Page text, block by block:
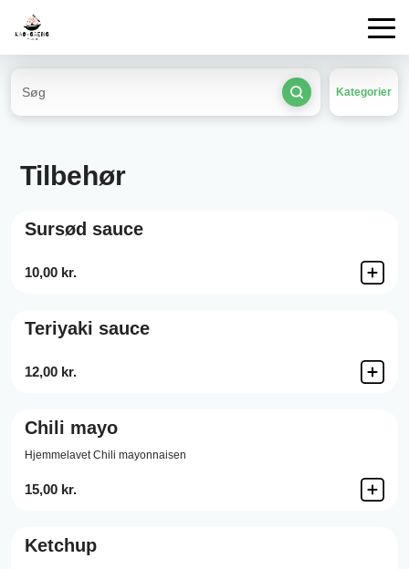
Kategorier
Tilbehør
Sursød sauce
10,00 kr.
Teriyaki sauce
12,00 kr.
Chili mayo
Hjemmelavet Chili mayonnaisen
15,00 kr.
Ketchup